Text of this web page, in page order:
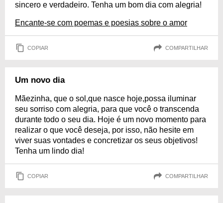
sincero e verdadeiro. Tenha um bom dia com alegria!
Encante-se com poemas e poesias sobre o amor
COPIAR COMPARTILHAR
Um novo dia
Mãezinha, que o sol,que nasce hoje,possa iluminar
seu sorriso com alegria, para que você o transcenda
durante todo o seu dia. Hoje é um novo momento para
realizar o que você deseja, por isso, não hesite em
viver suas vontades e concretizar os seus objetivos!
Tenha um lindo dia!
COPIAR COMPARTILHAR